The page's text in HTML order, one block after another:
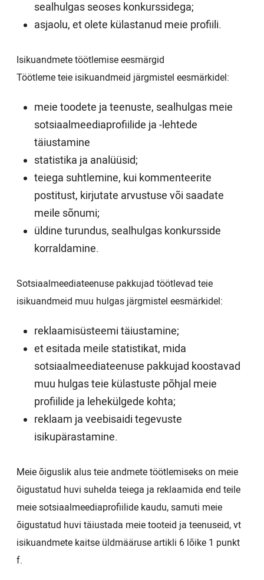
sealhulgas seoses konkurssidega;
asjaolu, et olete külastanud meie profiili.
Isikuandmete töötlemise eesmärgid
Töötleme teie isikuandmeid järgmistel eesmärkidel:
meie toodete ja teenuste, sealhulgas meie
sotsiaalmeediaprofiilide ja -lehtede
täiustamine
statistika ja analüüsid;
teiega suhtlemine, kui kommenteerite
postitust, kirjutate arvustuse või saadate
meile sõnumi;
üldine turundus, sealhulgas konkursside
korraldamine.
Sotsiaalmeediateenuse pakkujad töötlevad teie
isikuandmeid muu hulgas järgmistel eesmärkidel:
reklaamisüsteemi täiustamine;
et esitada meile statistikat, mida
sotsiaalmeediateenuse pakkujad koostavad
muu hulgas teie külastuste põhjal meie
profiilide ja lehekülgede kohta;
reklaam ja veebisaidi tegevuste
isikupärastamine.
Meie õiguslik alus teie andmete töötlemiseks on meie
õigustatud huvi suhelda teiega ja reklaamida end teile
meie sotsiaalmeediaprofiilide kaudu, samuti meie
õigustatud huvi täiustada meie tooteid ja teenuseid, vt
isikuandmete kaitse üldmääruse artikli 6 lõike 1 punkt
f.